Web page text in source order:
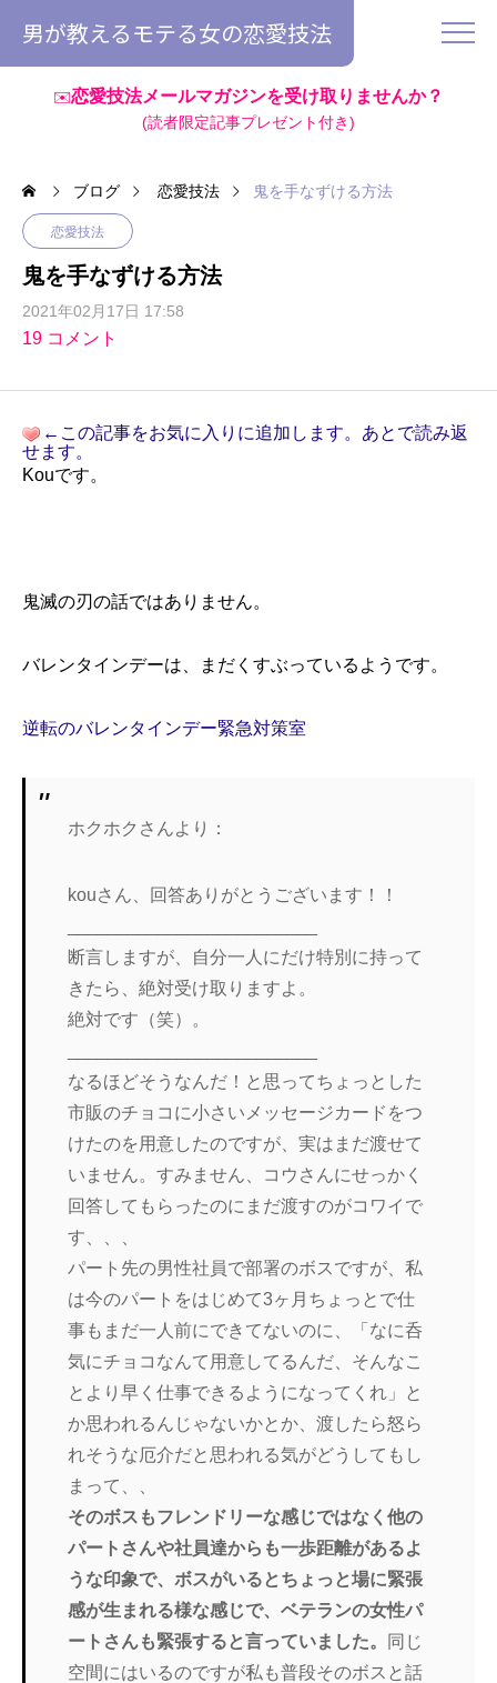
男が教えるモテる女の恋愛技法
✉️恋愛技法メールマガジンを受け取りませんか？
(読者限定記事プレゼント付き)
ブログ 恋愛技法 鬼を手なずける方法
恋愛技法
鬼を手なずける方法
2021年02月17日 17:58
19 コメント
←この記事をお気に入りに追加します。あとで読み返
せます。
Kouです。
鬼滅の刃の話ではありません。
バレンタインデーは、まだくすぶっているようです。
逆転のバレンタインデー緊急対策室
ホクホクさんより：
kouさん、回答ありがとうございます！！
断言しますが、自分一人にだけ特別に持って
きたら、絶対受け取りますよ。
絶対です（笑）。
なるほどそうなんだ！と思ってちょっとした
市販のチョコに小さいメッセージカードをつ
けたのを用意したのですが、実はまだ渡せて
いません。すみません、コウさんにせっかく
回答してもらったのにまだ渡すのがコワイで
す、、、
パート先の男性社員で部署のボスですが、私
は今のパートをはじめて3ヶ月ちょっとで仕
事もまだ一人前にできてないのに、「なに呑
気にチョコなんて用意してるんだ、そんなこ
とより早く仕事できるようになってくれ」と
か思われるんじゃないかとか、渡したら怒ら
れそうな厄介だと思われる気がどうしてもし
まって、、
そのボスもフレンドリーな感じではなく他の
パートさんや社員達からも一歩距離があるよ
うな印象で、ボスがいるとちょっと場に緊張
感が生まれる様な感じで、ベテランの女性パ
ートさんも緊張すると言っていました。 同じ
空間にはいるのですが私も普段そのボスと話